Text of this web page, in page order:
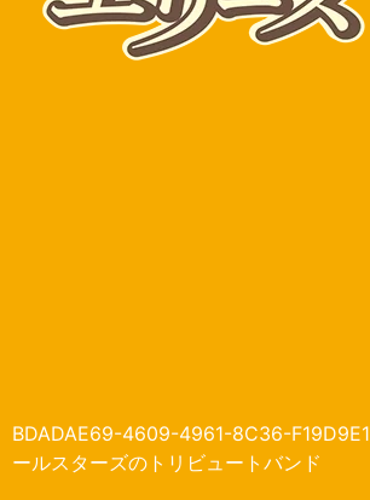
BDADAE69-4609-4961-8C36-
ールスターズのトリビュートバンド